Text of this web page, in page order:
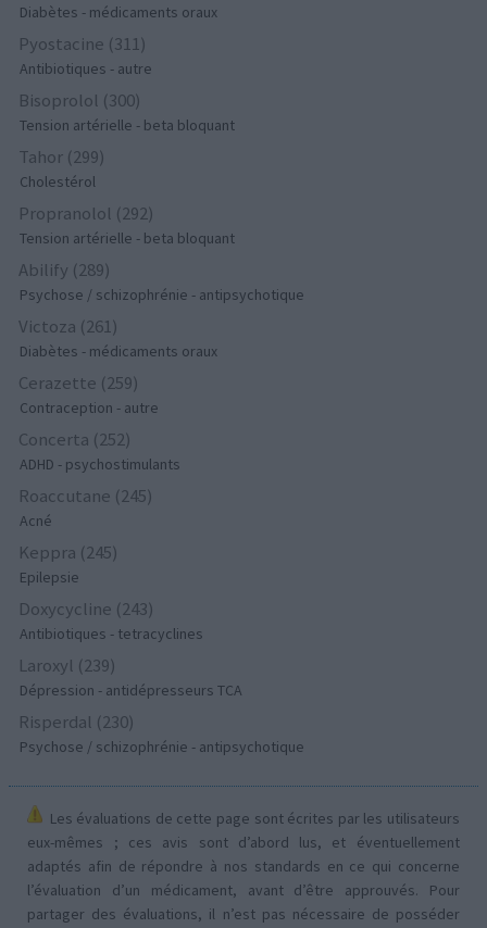
Diabètes - médicaments oraux
Pyostacine (311)
Antibiotiques - autre
Bisoprolol (300)
Tension artérielle - beta bloquant
Tahor (299)
Cholestérol
Propranolol (292)
Tension artérielle - beta bloquant
Abilify (289)
Psychose / schizophrénie - antipsychotique
Victoza (261)
Diabètes - médicaments oraux
Cerazette (259)
Contraception - autre
Concerta (252)
ADHD - psychostimulants
Roaccutane (245)
Acné
Keppra (245)
Epilepsie
Doxycycline (243)
Antibiotiques - tetracyclines
Laroxyl (239)
Dépression - antidépresseurs TCA
Risperdal (230)
Psychose / schizophrénie - antipsychotique
Les évaluations de cette page sont écrites par les utilisateurs
eux-mêmes ; ces avis sont d’abord lus, et éventuellement
adaptés afin de répondre à nos standards en ce qui concerne
l’évaluation d’un médicament, avant d’être approuvés. Pour
partager des évaluations, il n’est pas nécessaire de posséder